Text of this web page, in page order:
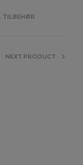
TILBEHØR
NEXT PRODUCT